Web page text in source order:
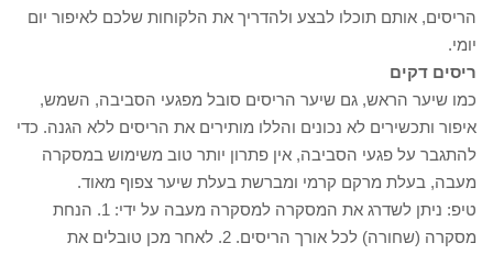
הריסים, אותם תוכלו לבצע ולהדריך את הלקוחות שלכם לאיפור יום
יומי.
ריסים דקים
כמו שיער הראש, גם שיער הריסים סובל מפגעי הסביבה, השמש,
איפור ותכשירים לא נכונים והללו מותירים את הריסים ללא הגנה. כדי
להתגבר על פגעי הסביבה, אין פתרון יותר טוב משימוש במסקרה
מעבה, בעלת מרקם קרמי ומברשת בעלת שיער צפוף מאוד.
טיפ: ניתן לשדרג את המסקרה למסקרה מעבה על ידי: 1. הנחת
מסקרה (שחורה) לכל אורך הריסים. 2. לאחר מכן טובלים את